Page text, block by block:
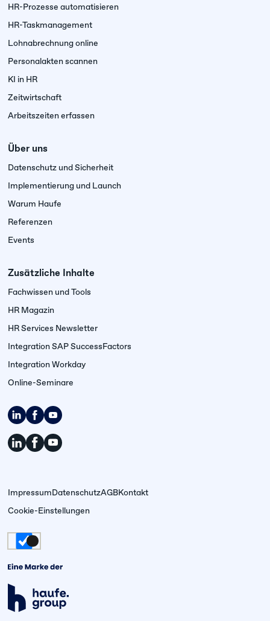
HR-Prozesse automatisieren
HR-Taskmanagement
Lohnabrechnung online
Personalakten scannen
KI in HR
Zeitwirtschaft
Arbeitszeiten erfassen
Über uns
Datenschutz und Sicherheit
Implementierung und Launch
Warum Haufe
Referenzen
Events
Zusätzliche Inhalte
Fachwissen und Tools
HR Magazin
HR Services Newsletter
Integration SAP SuccessFactors
Integration Workday
Online-Seminare
ImpressumDatenschutzAGBKontakt
Cookie-Einstellungen